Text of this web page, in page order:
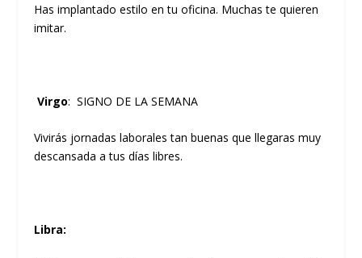
Has implantado estilo en tu oficina. Muchas te quieren
imitar.
Virgo: SIGNO DE LA SEMANA
Vivirás jornadas laborales tan buenas que llegaras muy
descansada a tus días libres.
Libra: